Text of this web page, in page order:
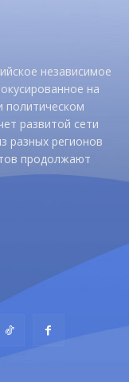
независимое
на
политическом
развитой сети
разных регионов
продолжают